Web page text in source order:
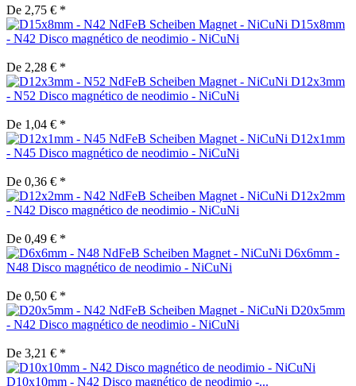
De 2,75 € *
D15x8mm
- N42 Disco magnético de neodimio - NiCuNi
De 2,28 € *
D12x3mm
- N52 Disco magnético de neodimio - NiCuNi
De 1,04 € *
D12x1mm
- N45 Disco magnético de neodimio - NiCuNi
De 0,36 € *
D12x2mm
- N42 Disco magnético de neodimio - NiCuNi
De 0,49 € *
D6x6mm -
N48 Disco magnético de neodimio - NiCuNi
De 0,50 € *
D20x5mm
- N42 Disco magnético de neodimio - NiCuNi
De 3,21 € *
D10x10mm - N42 Disco magnético de neodimio -...